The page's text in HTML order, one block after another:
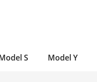
S Model Y